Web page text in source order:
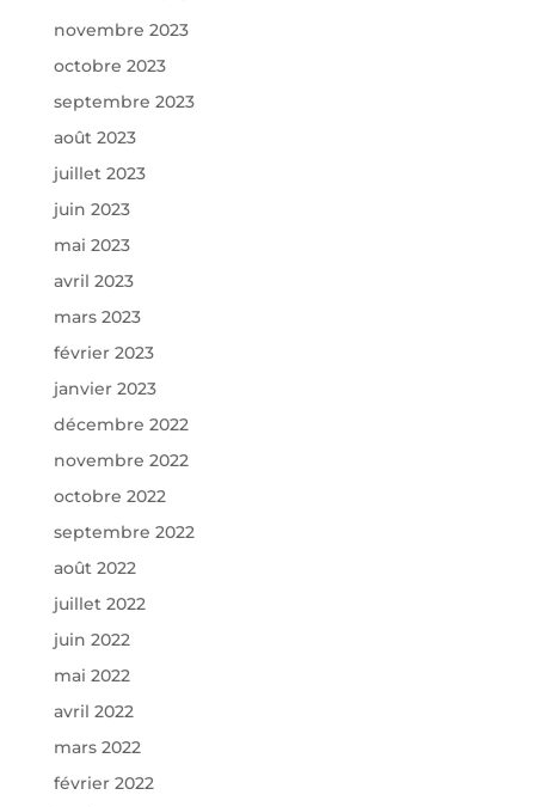
novembre 2023
octobre 2023
septembre 2023
août 2023
juillet 2023
juin 2023
mai 2023
avril 2023
mars 2023
février 2023
janvier 2023
décembre 2022
novembre 2022
octobre 2022
septembre 2022
août 2022
juillet 2022
juin 2022
mai 2022
avril 2022
mars 2022
février 2022